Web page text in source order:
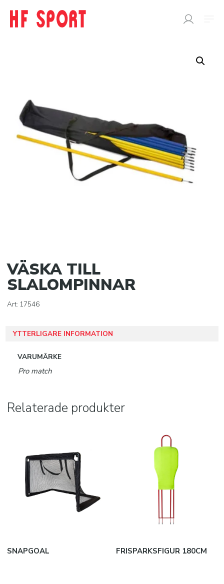
Butik
SPORTDOC
KLISTERPRODUKTER
Konor och häckar
Pumpar och nipplar
Bollförvaring
PRO MATCH SJUKVÅRD
DOMARE
JAKO B2B
SUBLIMATION
VÄSKA TILL
SLALOMPINNAR
Art: 17546
YTTERLIGARE INFORMATION
VARUMÄRKE
Pro match
Relaterade produkter
SNAPGOAL FRISPARKSFIGUR 180CM